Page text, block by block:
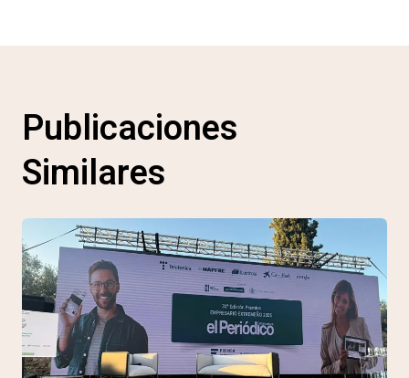
Publicaciones
Similares